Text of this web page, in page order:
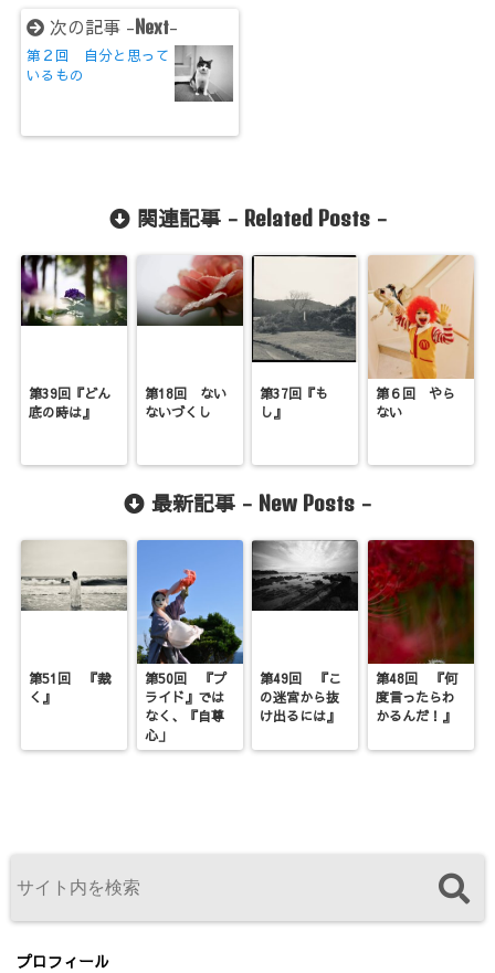
次の記事 -Next-
第２回 自分と思って
いるもの
関連記事 - Related Posts-
第39回『どん
底の時は』
第18回 ない
ないづくし
第37回『も
し』
第６回 やら
ない
最新記事 - New Posts -
第51回 『裁
く』
第50回 『プ
ライド』では
なく、『自尊
心」
第49回 『こ
の迷宮から抜
け出るには』
第48回 『何
度言ったらわ
かるんだ！』
プロフィール